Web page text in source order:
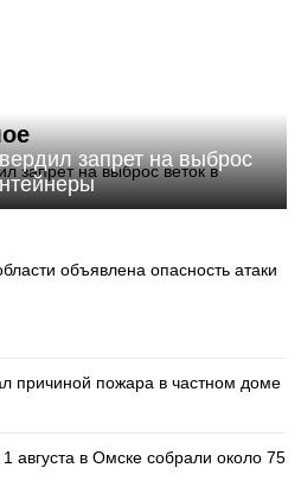
запрет на выброс
объявлена опасность атаки
причиной пожара в частном доме
августа в Омске собрали около 75